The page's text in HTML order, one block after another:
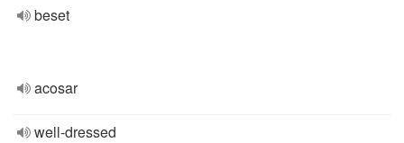
beset
acosar
well-dressed